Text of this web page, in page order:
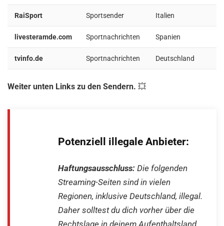
RaiSport Sportsender Italien
livesteramde.com Sportnachrichten Spanien
tvinfo.de Sportnachrichten Deutschland
Weiter unten Links zu den Sendern. 💥
Potenziell i llegale Anbieter:
Haftungsausschluss: Die folgenden
Streaming-Seiten sind in vielen
Regionen, inklusive Deutschland, illegal.
Daher solltest du dich vorher über die
Rechtslage in deinem Aufenthaltsland